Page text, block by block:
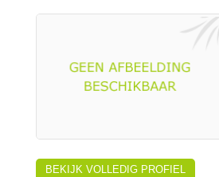
BEKIJK VOLLEDIG PROFIEL